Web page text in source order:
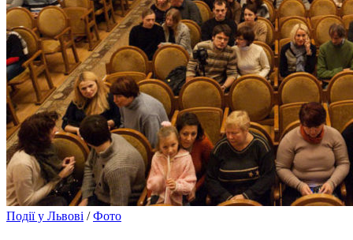
Події у Львові /Фото